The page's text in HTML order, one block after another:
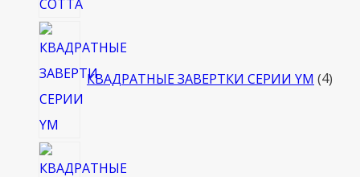
КВАДРАТНЫЕ ЗАВЕРТКИ СЕРИИ YM 4